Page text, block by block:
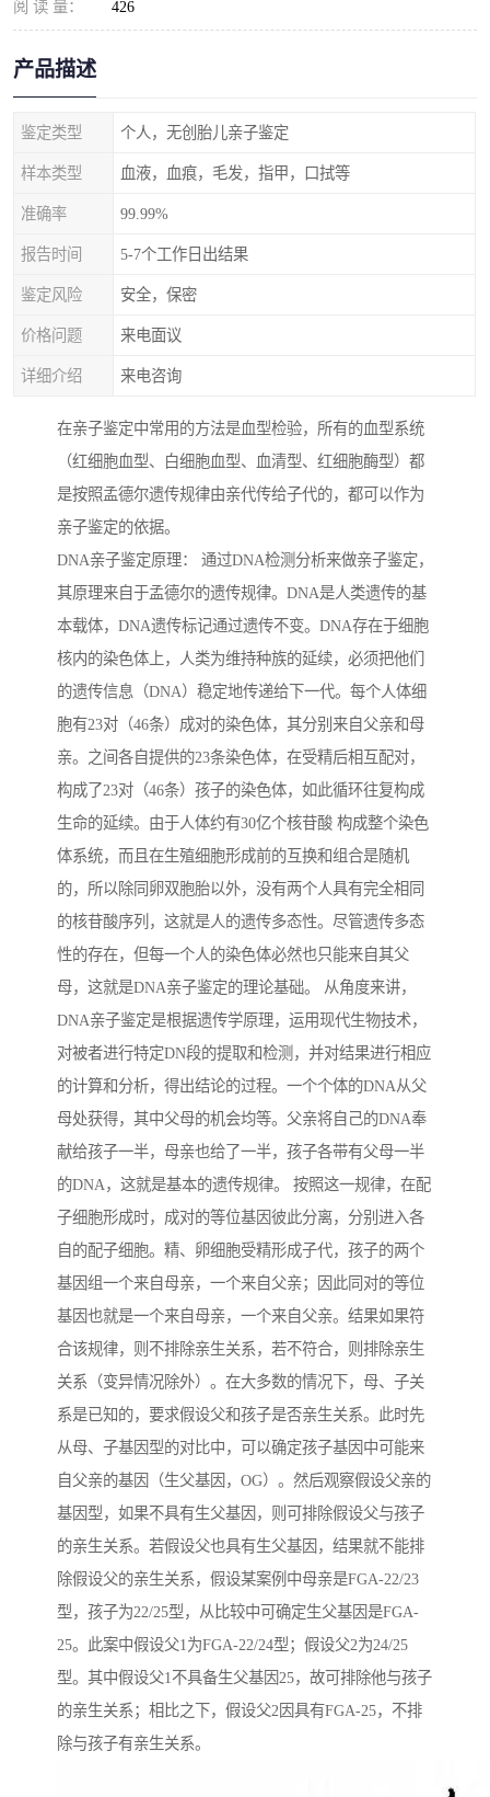
阅 读 量： 426
产品描述
鉴定类型 个人，无创胎儿亲子鉴定
样本类型 血液，血痕，毛发，指甲，口拭等
准确率 99.99%
报告时间 5-7个工作日出结果
鉴定风险 安全，保密
价格问题 来电面议
详细介绍 来电咨询
在亲子鉴定中常用的方法是血型检验，所有的血型系统
（红细胞血型、白细胞血型、血清型、红细胞酶型）都
是按照孟德尔遗传规律由亲代传给子代的，都可以作为
亲子鉴定的依据。
DNA亲子鉴定原理： 通过DNA检测分析来做亲子鉴定，
其原理来自于孟德尔的遗传规律。DNA是人类遗传的基
本载体，DNA遗传标记通过遗传不变。DNA存在于细胞
核内的染色体上，人类为维持种族的延续，必须把他们
的遗传信息（DNA）稳定地传递给下一代。每个人体细
胞有23对（46条）成对的染色体，其分别来自父亲和母
亲。之间各自提供的23条染色体，在受精后相互配对，
构成了23对（46条）孩子的染色体，如此循环往复构成
生命的延续。由于人体约有30亿个核苷酸 构成整个染色
体系统，而且在生殖细胞形成前的互换和组合是随机
的，所以除同卵双胞胎以外，没有两个人具有完全相同
的核苷酸序列，这就是人的遗传多态性。尽管遗传多态
性的存在，但每一个人的染色体必然也只能来自其父
母，这就是DNA亲子鉴定的理论基础。 从角度来讲，
DNA亲子鉴定是根据遗传学原理，运用现代生物技术，
对被者进行特定DN段的提取和检测，并对结果进行相应
的计算和分析，得出结论的过程。一个个体的DNA从父
母处获得，其中父母的机会均等。父亲将自己的DNA奉
献给孩子一半，母亲也给了一半，孩子各带有父母一半
的DNA，这就是基本的遗传规律。 按照这一规律，在配
子细胞形成时，成对的等位基因彼此分离，分别进入各
自的配子细胞。精、卵细胞受精形成子代，孩子的两个
基因组一个来自母亲，一个来自父亲；因此同对的等位
基因也就是一个来自母亲，一个来自父亲。结果如果符
合该规律，则不排除亲生关系，若不符合，则排除亲生
关系（变异情况除外）。在大多数的情况下，母、子关
系是已知的，要求假设父和孩子是否亲生关系。此时先
从母、子基因型的对比中，可以确定孩子基因中可能来
自父亲的基因（生父基因，OG）。然后观察假设父亲的
基因型，如果不具有生父基因，则可排除假设父与孩子
的亲生关系。若假设父也具有生父基因，结果就不能排
除假设父的亲生关系，假设某案例中母亲是FGA-22/23
型，孩子为22/25型，从比较中可确定生父基因是FGA-
25。此案中假设父1为FGA-22/24型；假设父2为24/25
型。其中假设父1不具备生父基因25，故可排除他与孩子
的亲生关系；相比之下，假设父2因具有FGA-25，不排
除与孩子有亲生关系。